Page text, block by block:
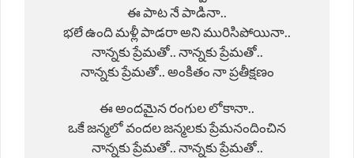
ఈ పాట నే పాడినా..
భలే ఉంది మళ్లీ పాడరా అని మురిసిపోయినా..
నాన్నకు ప్రేమతో.. నాన్నకు ప్రేమతో..
నాన్నకు ప్రేమతో.. అంకితం నా ప్రతీక్షణం
ఈ అందమైన రంగుల లోకానా..
ఒకే జన్మలో వందల జన్మలకు ప్రేమనందించిన
నాన్నకు ప్రేమతో.. నాన్నకు ప్రేమతో..